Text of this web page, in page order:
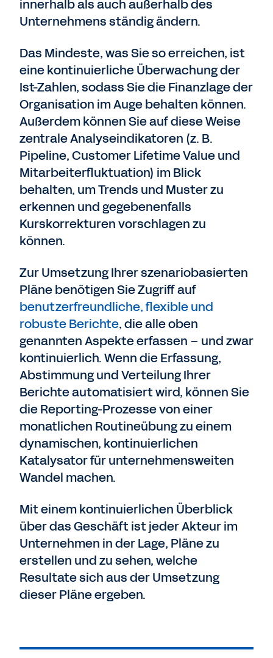
innerhalb als auch außerhalb des
Unternehmens ständig ändern.
Das Mindeste, was Sie so erreichen, ist
eine kontinuierliche Überwachung der
Ist-Zahlen, sodass Sie die Finanzlage der
Organisation im Auge behalten können.
Außerdem können Sie auf diese Weise
zentrale Analyseindikatoren (z. B.
Pipeline, Customer Lifetime Value und
Mitarbeiterfluktuation) im Blick
behalten, um Trends und Muster zu
erkennen und gegebenenfalls
Kurskorrekturen vorschlagen zu
können.
Zur Umsetzung Ihrer szenariobasierten
Pläne benötigen Sie Zugriff auf
benutzerfreundliche, flexible und
robuste Berichte, die alle oben
genannten Aspekte erfassen – und zwar
kontinuierlich. Wenn die Erfassung,
Abstimmung und Verteilung Ihrer
Berichte automatisiert wird, können Sie
die Reporting-Prozesse von einer
monatlichen Routineübung zu einem
dynamischen, kontinuierlichen
Katalysator für unternehmensweiten
Wandel machen.
Mit einem kontinuierlichen Überblick
über das Geschäft ist jeder Akteur im
Unternehmen in der Lage, Pläne zu
erstellen und zu sehen, welche
Resultate sich aus der Umsetzung
dieser Pläne ergeben.